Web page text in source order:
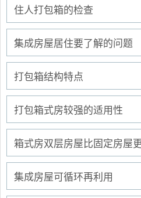
住人打包箱的检查
集成房屋居住要了解的问题
打包箱结构特点
打包箱式房较强的适用性
箱式房双层房屋比固定房屋
集成房屋可循环再利用